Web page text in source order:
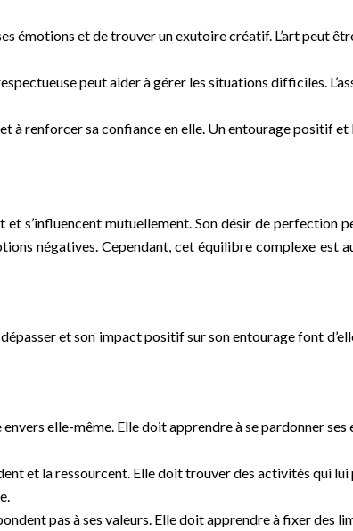
émotions et de trouver un exutoire créatif. L’art peut
peut aider à gérer les situations difficiles.
à renforcer sa confiance en elle. Un entourage positif
s’influencent mutuellement. Son désir de perfection
négatives. Cependant, cet équilibre complexe est
et son impact positif sur son entourage font
elle-même. Elle doit apprendre à se pardonner
et la ressourcent. Elle doit trouver des activités qui
pas à ses valeurs. Elle doit apprendre à fixer des